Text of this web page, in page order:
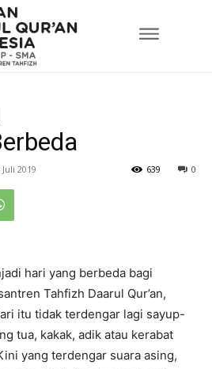
Juli 2019 0
639
hari yang berbeda bagi
Tahfizh Daarul Qur’an,
itu tidak terdengar lagi sayup-
tua, kakak, adik atau kerabat
yang terdengar suara asing,